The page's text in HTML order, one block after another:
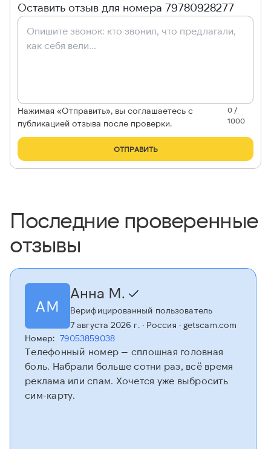
Оставить отзыв для номера 79780928277
Нажимая «Отправить», вы соглашаетесь с
публикацией отзыва после проверки.
0 /
1000
ОТПРАВИТЬ
Последние проверенные
отзывы
АМ
Анна М.
Верифицированный пользователь
7 августа 2026 г.· Россия · getscam.com
Номер: 79053859038
Телефонный номер — сплошная головная
боль. Набрали больше сотни раз, всё время
реклама или спам. Хочется уже выбросить
сим-карту.